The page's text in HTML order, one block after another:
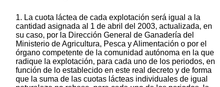
1. La cuota láctea de cada explotación será igual a la
cantidad asignada al 1 de abril del 2003, actualizada, en
su caso, por la Dirección General de Ganadería del
Ministerio de Agricultura, Pesca y Alimentación o por el
órgano competente de la comunidad autónoma en la que
radique la explotación, para cada uno de los periodos, en
función de lo establecido en este real decreto y de forma
que la suma de las cuotas lácteas individuales de igual